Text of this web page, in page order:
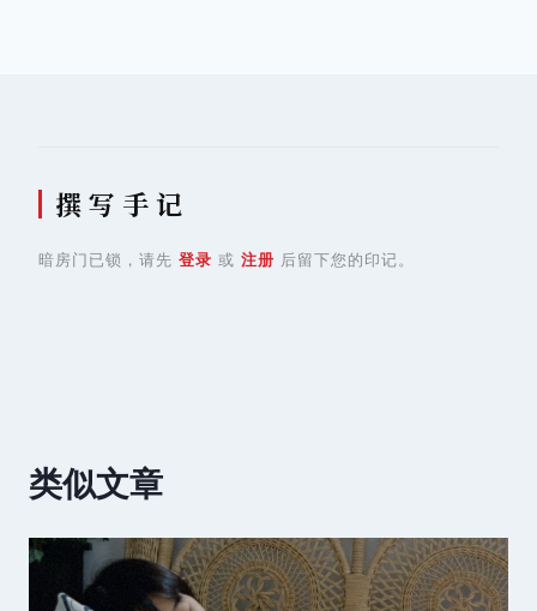
撰 写 手 记
暗房门已锁，请先 登录 或 注册 后留下您的印记。
类似文章